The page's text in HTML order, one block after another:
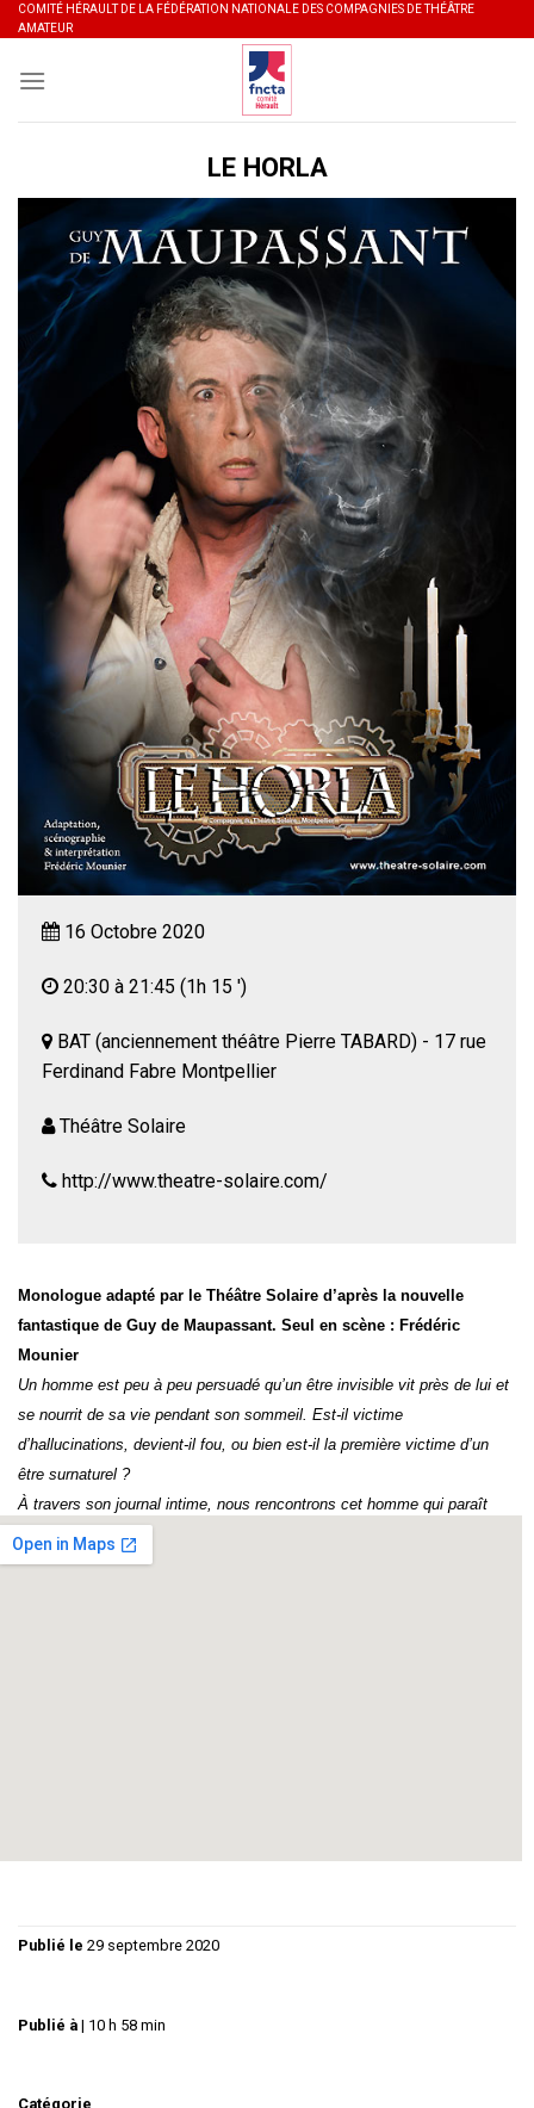
Skip
to
content
COMITÉ HÉRAULT DE LA FÉDÉRATION NATIONALE DES COMPAGNIES DE THÉÂTRE
AMATEUR
LE HORLA
16 Octobre 2020
20:30 à 21:45 (1h 15 ')
BAT (anciennement théâtre Pierre TABARD) - 17 rue
Ferdinand Fabre Montpellier
Théâtre Solaire
http://www.theatre-solaire.com/
Monologue adapté par le Théâtre Solaire d’après la nouvelle
fantastique de Guy de Maupassant. Seul en scène : Frédéric
Mounier
Un homme est peu à peu persuadé qu’un être invisible vit près de lui et
se nourrit de sa vie pendant son sommeil. Est-il victime
d’hallucinations, devient-il fou, ou bien est-il la première victime d’un
être surnaturel ?
À travers son journal intime, nous rencontrons cet homme qui paraît
sain d’esprit, découvrons les différents phénomènes auxquels il est
confronté, suspendus que nous sommes pendant plus d’une heure à
Publié le 29 septembre 2020
Publié à | 10 h 58 min
Catégorie